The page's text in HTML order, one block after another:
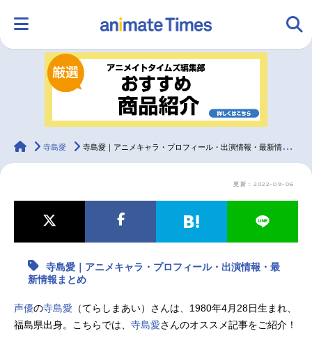
ランキング アニメ
ラジオ
最新記事一覧
アニメ記事一覧 声優記事一覧
animateTimes
寺島愛 寺島愛｜アニメキャラ・プロフィール・出演情報・最新情報まとめ
更新：2022-09-06
寺島愛｜アニメキャラ・プロフィール・出演情報・最
新情報まとめ
声優の寺島愛 （てらしまあい）さんは、1980年4月28日生まれ、
福島県出身。こちらでは、 寺島愛さんのオススメ記事をご紹介！